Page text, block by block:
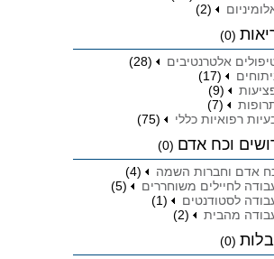
(2)
(0)
אלטרנטיבים
(28)
(17)
(9)
(7)
רפואיות כללי
(75)
וכח אדם (0)
אדם וחברות השמה
(4)
לחיילים משוחררים
(5)
לסטודנטים
(1)
מהבית
(2)
(0)